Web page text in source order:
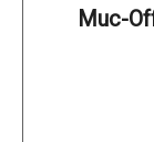
Muc-